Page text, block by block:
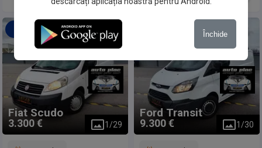
Fiat Scudo
3.300 €
Faceți o ofertă
1 /29
Ford Transit
9.300 € 1 /30
Închide